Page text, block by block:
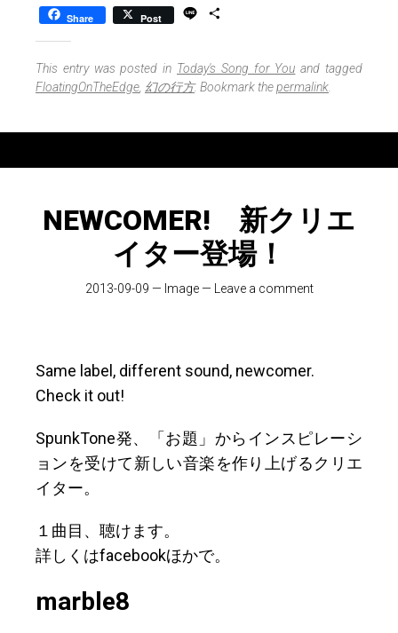
Share Post
e
r
e
This entry was posted in Today's Song for You and tagged
FloatingOnTheEdge 幻の行方. Bookmark thepermalink
NEWCOMER! 新クリエ
イター登場！
2013-09-09 — Image — Leave a comment
Same label, different sound, newcomer.
Check it out!
SpunkTone発、「お題」からインスピレーシ
ョンを受けて新しい音楽を作り上げるクリエ
イター。
１曲目、聴けます。
詳しくはfacebookほかで。
marble8